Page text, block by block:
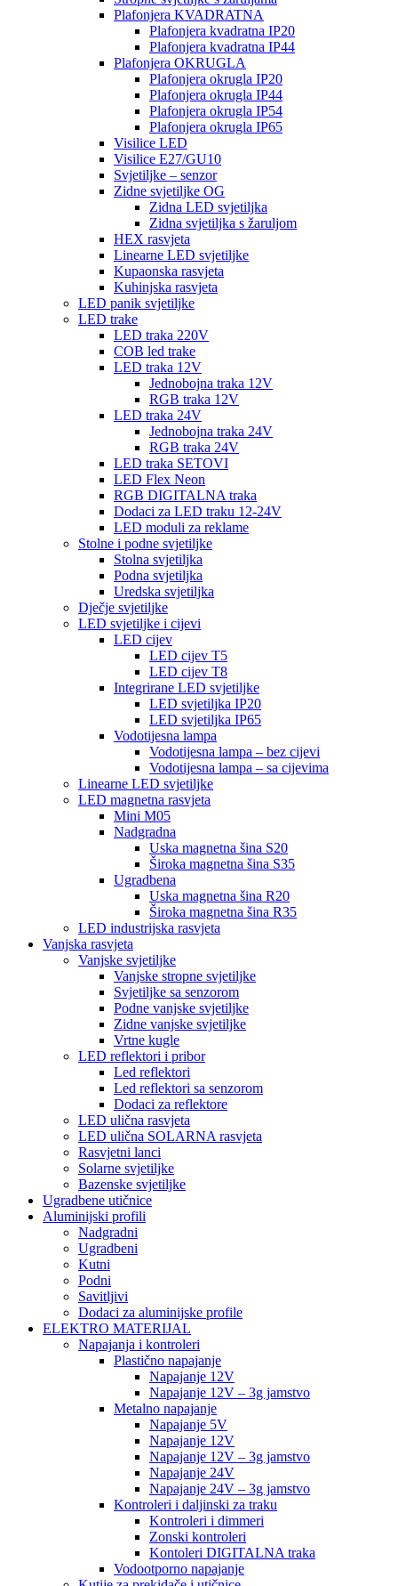
Plafonjera KVADRATNA
Plafonjera kvadratna IP20
Plafonjera kvadratna IP44
Plafonjera OKRUGLA
Plafonjera okrugla IP20
Plafonjera okrugla IP44
Plafonjera okrugla IP54
Plafonjera okrugla IP65
Visilice LED
Visilice E27/GU10
Svjetiljke – senzor
Zidne svjetiljke OG
Zidna LED svjetiljka
Zidna svjetiljka s žaruljom
HEX rasvjeta
Linearne LED svjetiljke
Kupaonska rasvjeta
Kuhinjska rasvjeta
LED panik svjetiljke
LED trake
LED traka 220V
COB led trake
LED traka 12V
Jednobojna traka 12V
RGB traka 12V
LED traka 24V
Jednobojna traka 24V
RGB traka 24V
LED traka SETOVI
LED Flex Neon
RGB DIGITALNA traka
Dodaci za LED traku 12-24V
LED moduli za reklame
Stolne i podne svjetiljke
Stolna svjetiljka
Podna svjetiljka
Uredska svjetiljka
Dječje svjetiljke
LED svjetiljke i cijevi
LED cijev
LED cijev T5
LED cijev T8
Integrirane LED svjetiljke
LED svjetiljka IP20
LED svjetiljka IP65
Vodotijesna lampa
Vodotijesna lampa – bez cijevi
Vodotijesna lampa – sa cijevima
Linearne LED svjetiljke
LED magnetna rasvjeta
Mini M05
Nadgradna
Uska magnetna šina S20
Široka magnetna šina S35
Ugradbena
Uska magnetna šina R20
Široka magnetna šina R35
LED industrijska rasvjeta
Vanjska rasvjeta
Vanjske svjetiljke
Vanjske stropne svjetiljke
Svjetiljke sa senzorom
Podne vanjske svjetiljke
Zidne vanjske svjetiljke
Vrtne kugle
LED reflektori i pribor
Led reflektori
Led reflektori sa senzorom
Dodaci za reflektore
LED ulična rasvjeta
LED ulična SOLARNA rasvjeta
Rasvjetni lanci
Solarne svjetiljke
Bazenske svjetiljke
Ugradbene utičnice
Aluminijski profili
Nadgradni
Ugradbeni
Kutni
Podni
Savitljivi
Dodaci za aluminijske profile
ELEKTRO MATERIJAL
Napajanja i kontroleri
Plastično napajanje
Napajanje 12V
Napajanje 12V – 3g jamstvo
Metalno napajanje
Napajanje 5V
Napajanje 12V
Napajanje 12V – 3g jamstvo
Napajanje 24V
Napajanje 24V – 3g jamstvo
Kontroleri i daljinski za traku
Kontroleri i dimmeri
Zonski kontroleri
Kontoleri DIGITALNA traka
Vodootporno napajanje